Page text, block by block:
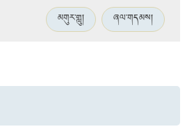
མགུར་གླུ། ཞལ་གདམས།